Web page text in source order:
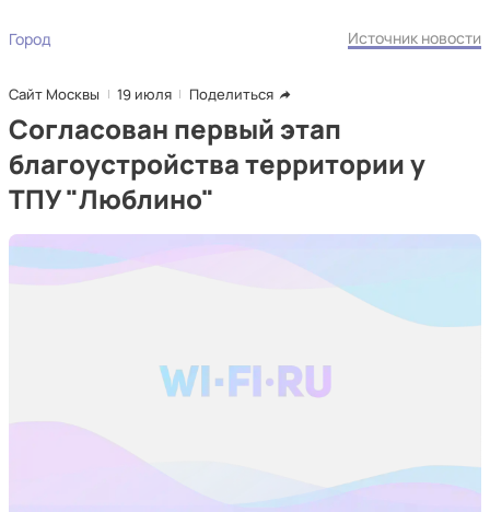
Город Источник новости
Сайт Москвы 19 июля Поделиться
Согласован первый этап
благоустройства территории у
ТПУ "Люблино"